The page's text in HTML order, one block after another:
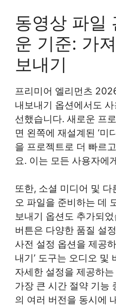
동영상 파일
운 기준: 가
보내기
프리미어 엘리먼츠
내보내기 옵션에서도
선했습니다. 새로운 프
면 왼쪽에 재설계된 ‘미
을 프로젝트로 더 빠르
요. 이는 모든 사용자에
또한, 소셜 미디어 및 다
오 파일을 준비하는 데
보내기 옵션도 추가되었
버튼은 다양한 품질 설
사전 설정 옵션을 제공
내기’ 도구는 오디오 및
자세한 설정을 제공하
가장 큰 시간 절약 기능
의 여러 버전을 동시에